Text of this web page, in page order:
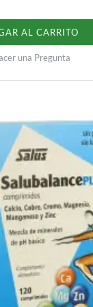
en productos
Sus propiedades
agente
como agente
protectora sobre
en combinación
y las
cosméticas.
importantes de
habitualmente
mejorar su
también
Actúa como
de los
AL CARRITO
una Pregunta